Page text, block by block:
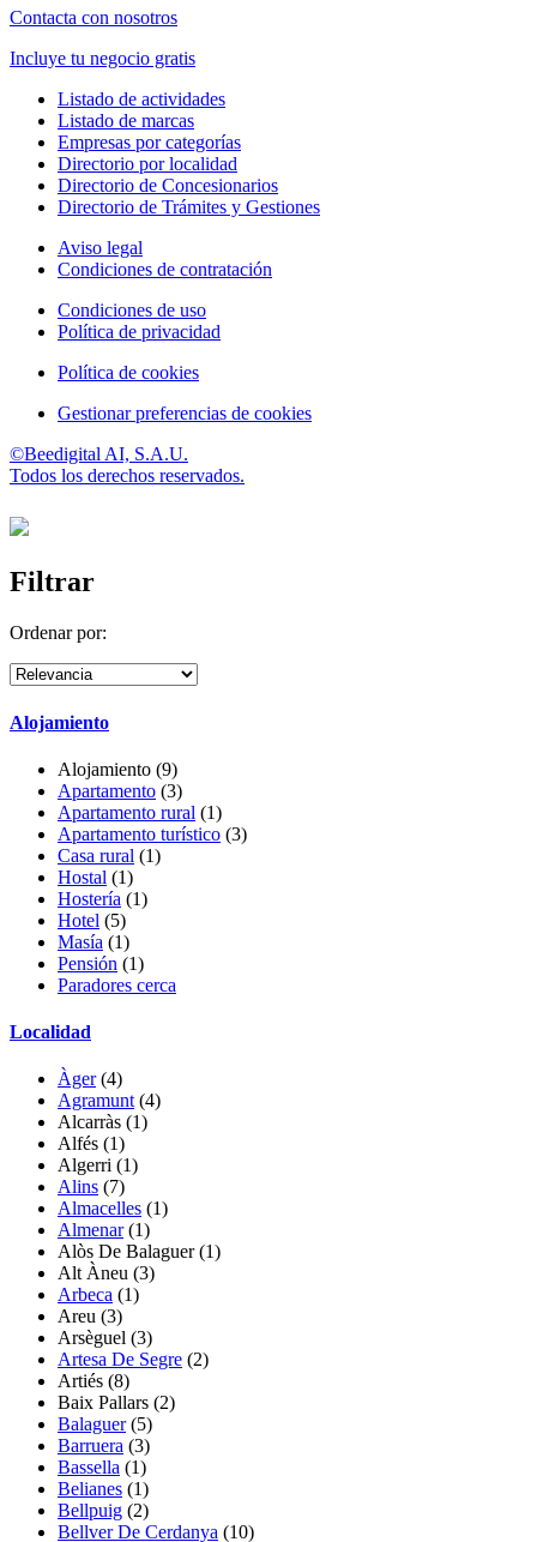
Contacta con nosotros
Incluye tu negocio gratis
Listado de actividades
Listado de marcas
Empresas por categorías
Directorio por localidad
Directorio de Concesionarios
Directorio de Trámites y Gestiones
Aviso legal
Condiciones de contratación
Condiciones de uso
Política de privacidad
Política de cookies
Gestionar preferencias de cookies
©Beedigital AI, S.A.U.
Todos los derechos reservados.
Filtrar
Ordenar por:
Alojamiento
Alojamiento (9)
Apartamento (3)
Apartamento rural (1)
Apartamento turístico (3)
Casa rural (1)
Hostal (1)
Hostería (1)
Hotel (5)
Masía (1)
Pensión (1)
Paradores cerca
Localidad
Àger(4)
Agramunt(4)
Alcarràs (1)
Alfés (1)
Algerri (1)
Alins (7)
Almacelles (1)
Almenar(1)
Alòs De Balaguer(1)
Alt Àneu (3)
Arbeca (1)
Areu (3)
Arsèguel (3)
Artesa De Segre (2)
Artiés (8)
Baix Pallars (2)
Balaguer(5)
Barruera (3)
Bassella (1)
Belianes (1)
Bellpuig (2)
Bellver De Cerdanya (10)